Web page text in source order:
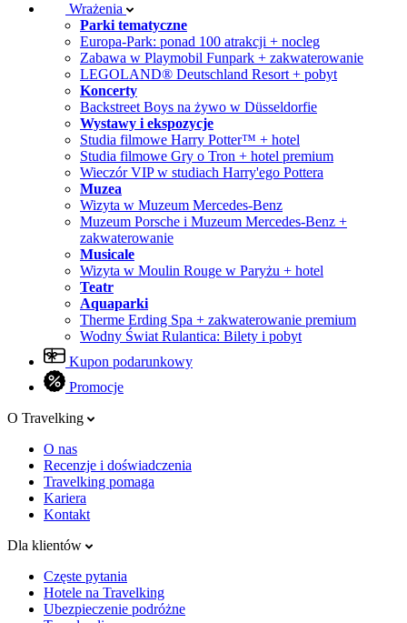
Wrażenia
Parki tematyczne
Europa-Park: ponad 100 atrakcji + nocleg
Zabawa w Playmobil Funpark + zakwaterowanie
LEGOLAND® Deutschland Resort + pobyt
Koncerty
Backstreet Boys na żywo w Düsseldorfie
Wystawy i ekspozycje
Studia filmowe Harry Potter™ + hotel
Studia filmowe Gry o Tron + hotel premium
Wieczór VIP w studiach Harry'ego Pottera
Muzea
Wizyta w Muzeum Mercedes-Benz
Muzeum Porsche i Muzeum Mercedes-Benz +
zakwaterowanie
Musicale
Wizyta w Moulin Rouge w Paryżu + hotel
Teatr
Aquaparki
Therme Erding Spa + zakwaterowanie premium
Wodny Świat Rulantica: Bilety i pobyt
Kupon podarunkowy
Promocje
O Travelking
O nas
Recenzje i doświadczenia
Travelking pomaga
Kariera
Kontakt
Dla klientów
Częste pytania
Hotele na Travelking
Ubezpieczenie podróżne